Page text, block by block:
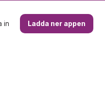
in Ladda ner appen
in Ladda ner appen